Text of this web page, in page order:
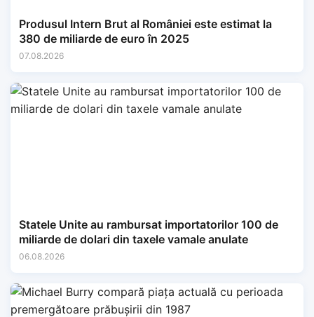
Produsul Intern Brut al României este estimat la
380 de miliarde de euro în 2025
07.08.2026
Statele Unite au rambursat importatorilor 100 de
miliarde de dolari din taxele vamale anulate
06.08.2026